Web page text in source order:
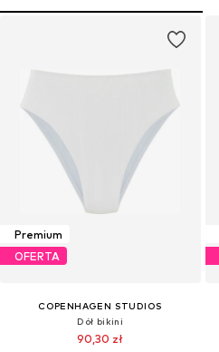
Premium
OFERTA
COPENHAGEN STUDIOS
Dół bikini
90,30 zł